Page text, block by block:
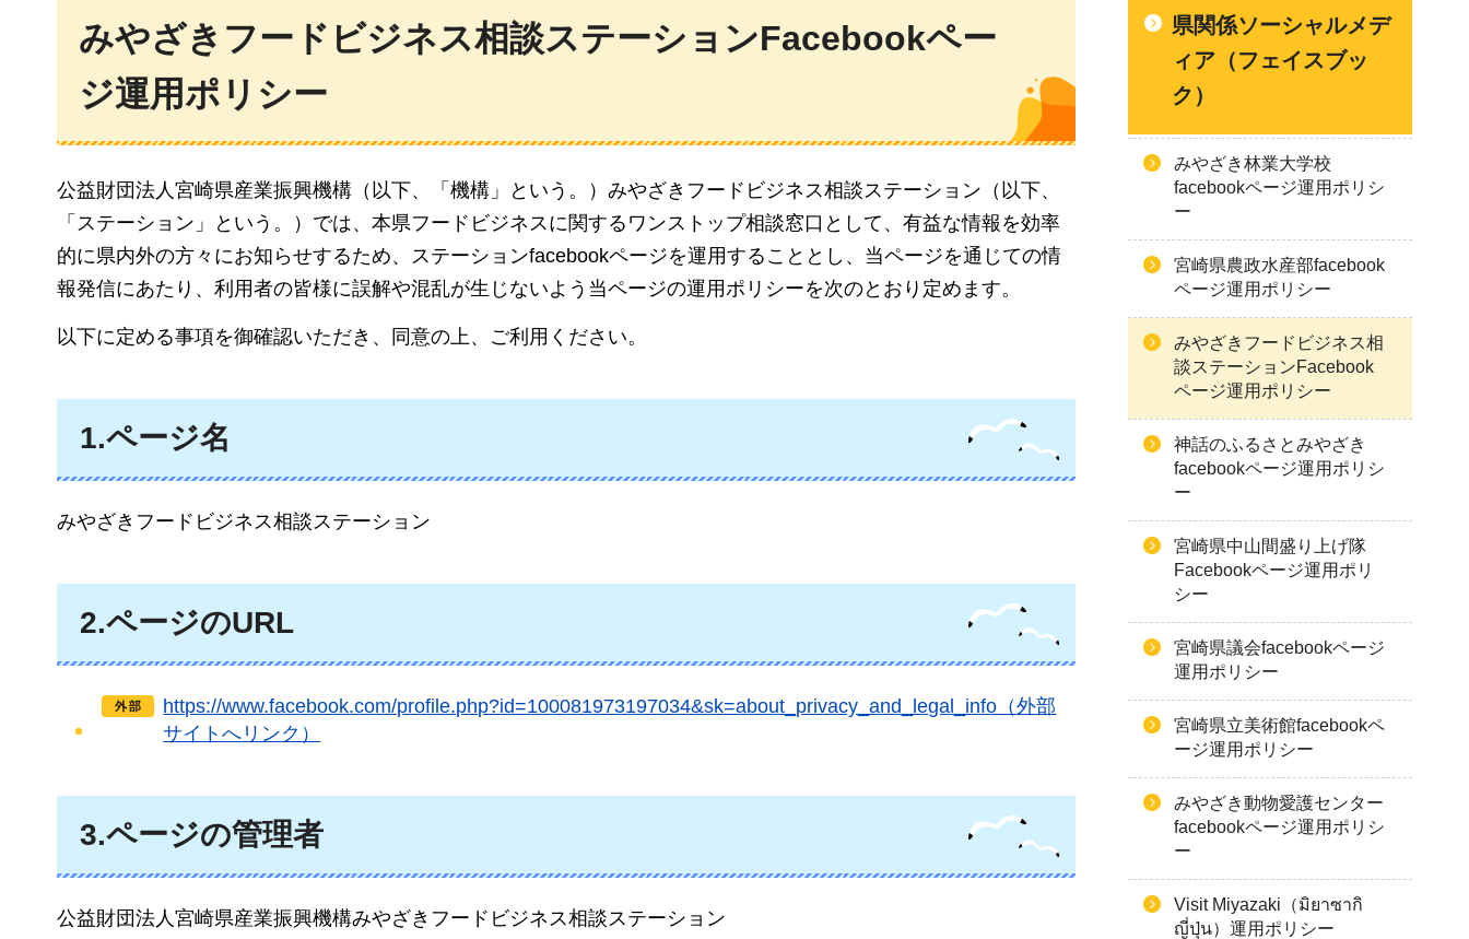
みやざきフードビジネス相談ステーションFacebookペー
ジ運用ポリシー
公益財団法人宮崎県産業振興機構（以下、「機構」という。）みやざきフードビジネス相談ステーション（以下、
「ステーション」という。）では、本県フードビジネスに関するワンストップ相談窓口として、有益な情報を効率
的に県内外の方々にお知らせするため、ステーションfacebookページを運用することとし、当ページを通じての情
報発信にあたり、利用者の皆様に誤解や混乱が生じないよう当ページの運用ポリシーを次のとおり定めます。
以下に定める事項を御確認いただき、同意の上、ご利用ください。
1.ページ名
みやざきフードビジネス相談ステーション
2.ページのURL
https://www.facebook.com/profile.php?id=100081973197034&sk=about_privacy_and_legal_info（外部
サイトへリンク）
3.ページの管理者
公益財団法人宮崎県産業振興機構みやざきフードビジネス相談ステーション
県関係ソーシャルメデ
ィア（フェイスブッ
ク）
みやざき林業大学校
facebookページ運用ポリシ
ー
宮崎県農政水産部facebook
ページ運用ポリシー
みやざきフードビジネス相
談ステーションFacebook
ページ運用ポリシー
神話のふるさとみやざき
facebookページ運用ポリシ
ー
宮崎県中山間盛り上げ隊
Facebookページ運用ポリ
シー
宮崎県議会facebookページ
運用ポリシー
宮崎県立美術館facebookペ
ージ運用ポリシー
みやざき動物愛護センター
facebookページ運用ポリシ
ー
Visit Miyazaki（มิยาซากิ
ญี่ปุ่น）運用ポリシー